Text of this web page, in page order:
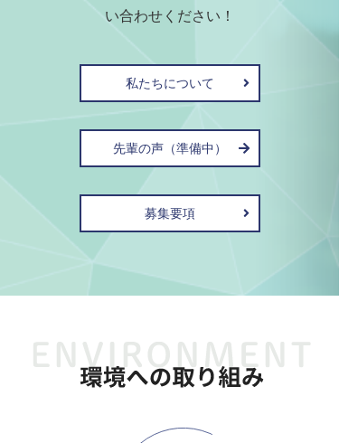
い合わせください！
私たちについて
先輩の声（準備中）
募集要項